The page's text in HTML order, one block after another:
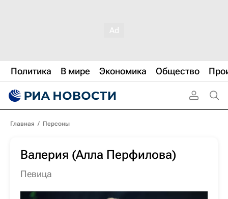
Политика В мире Экономика Общество
Главная / Персоны
Валерия (Алла Перфилова)
певица